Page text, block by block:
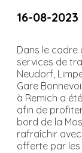
16-08-2023
Dans le cadre
services de
Neudorf,
Gare
à Remich a
afin de
bord de la
rafraîchir
offerte par les